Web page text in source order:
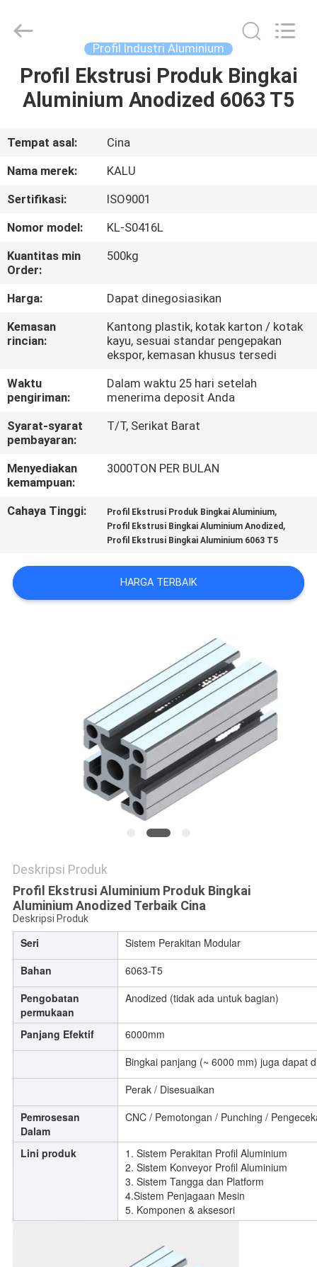
RUMAH
TAMPILAN
VR
TENTANG
KAMI
TUR
PABRIK
KONTROL
KUALITAS
HUBUNGI
KAMI
BERITA
PENAWARAN
Rights
Profil Industri Aluminium
Profil Ekstrusi Produk Bingkai
Aluminium Anodized 6063 T5
Tempat asal:
Cina
Nama merek:
KALU
Sertifikasi:
ISO9001
Nomor model:
KL-S0416L
Kuantitas min
Order:
500kg
Harga:
Dapat dinegosiasikan
Kemasan
rincian:
Kantong plastik, kotak karton / kotak
kayu, sesuai standar pengepakan
ekspor, kemasan khusus tersedi
Waktu
pengiriman:
Dalam waktu 25 hari setelah
menerima deposit Anda
Syarat-syarat
pembayaran:
T/T, Serikat Barat
Menyediakan
kemampuan:
3000TON PER BULAN
Cahaya Tinggi: Profil Ekstrusi Produk Bingkai Aluminium,
Profil Ekstrusi Bingkai Aluminium Anodized ,
Profil Ekstrusi Bingkai Aluminium 6063 T5
HARGA TERBAIK
Deskripsi Produk
Profil Ekstrusi Aluminium Produk Bingkai
Aluminium Anodized Terbaik Cina
Deskripsi Produk
Seri
Sistem Perakitan Modular
Bahan
6063-T5
Pengobatan
permukaan
Anodized (tidak ada untuk bagian)
Panjang Efektif
6000mm
Bingkai panjang (~ 6000 mm) juga dapat
Perak / Disesuaikan
Pemrosesan
Dalam
CNC / Pemotongan / Punching /
Lini produk
1. Sistem Perakitan Profil Aluminium
2. Sistem Konveyor Profil Aluminium
3. Sistem Tangga dan Platform
4.Sistem Penjagaan Mesin
5. Komponen & aksesori